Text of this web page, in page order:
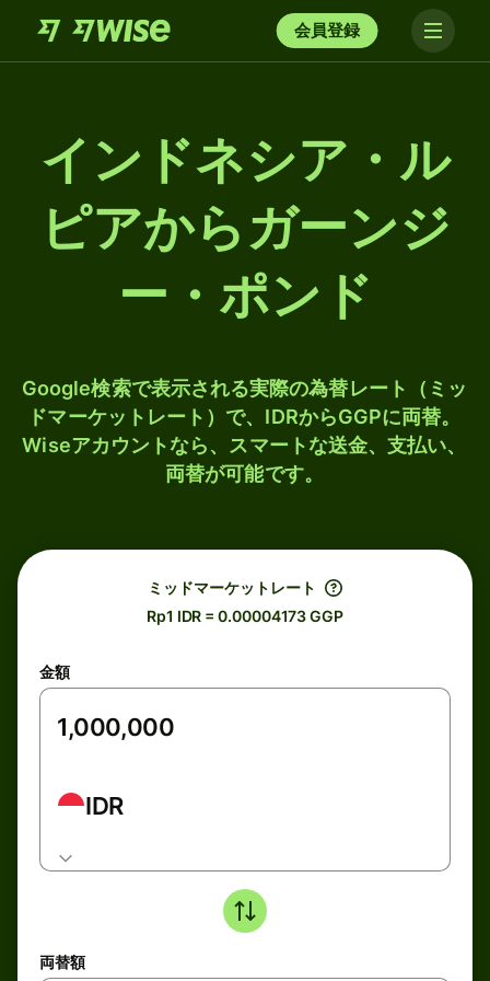
会員登録
インドネシア・ル
ピアからガーンジ
ー・ポンド
Google検索で表示される実際の為替レート（ミッ
ドマーケットレート）で、IDRからGGPに両替。
Wiseアカウントなら、スマートな送金、支払い、
両替が可能です。
ミッドマーケットレート
Rp1 IDR = 0.00004173 GGP
金額
IDR
両替額